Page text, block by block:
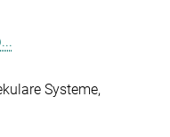
Systeme